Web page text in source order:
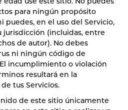
para ningún propósito
puedes, en el uso del Servicio,
(incluidas, entre
de autor). No debes
ni ningún código de
incumplimiento o violación
resultará en la
tus Servicios.
de este sitio únicamente